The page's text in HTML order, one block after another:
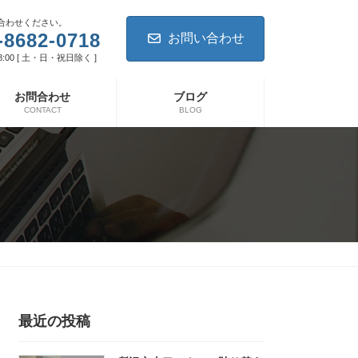
わせください。
0718
[ 土・日・祝日除く ]
お問い合わせ
お問合わせ
CONTACT
ブログ
BLOG
最近の投稿